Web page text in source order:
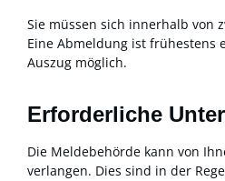
Sie müssen sich innerhalb von
Eine Abmeldung ist frühestens
Auszug möglich.
Erforderliche
Die Meldebehörde kann von
verlangen. Dies sind in der